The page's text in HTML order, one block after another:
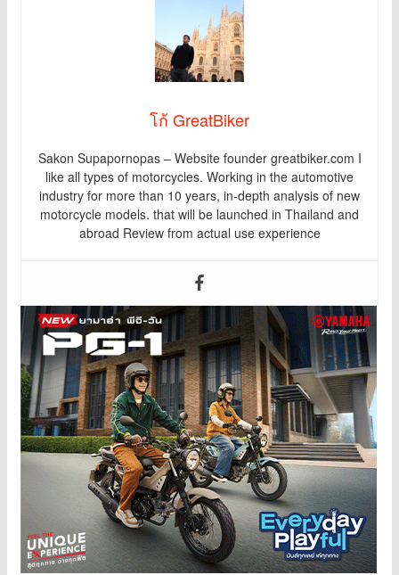
โก้ GreatBiker
Sakon Supapornopas – Website founder greatbiker.com I
like all types of motorcycles. Working in the automotive
industry for more than 10 years, in-depth analysis of new
motorcycle models. that will be launched in Thailand and
abroad Review from actual use experience